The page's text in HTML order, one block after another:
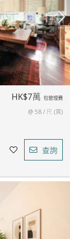
HK$7萬 包管理費
@ 58 / 尺 (實)
查詢